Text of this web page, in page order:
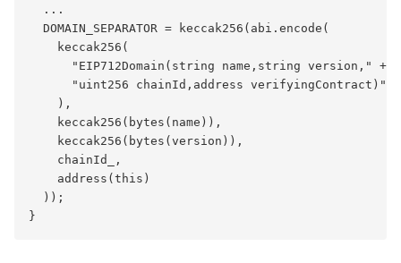
  ...
  DOMAIN_SEPARATOR = keccak256(abi.encode(
    keccak256(
      "EIP712Domain(string name,string version," +
      "uint256 chainId,address verifyingContract)"
    ),
    keccak256(bytes(name)),
    keccak256(bytes(version)),
    chainId_,
    address(this)
  ));